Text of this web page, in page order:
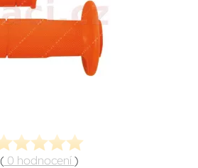
( 0 hodnocení )